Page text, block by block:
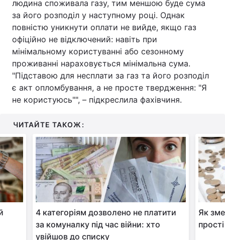
людина споживала газу, тим меншою буде сума
за його розподіл у наступному році. Однак
повністю уникнути оплати не вийде, якщо газ
офіційно не відключений: навіть при
мінімальному користуванні або сезонному
проживанні нараховується мінімальна сума.
"Підставою для несплати за газ та його розподіл
є акт опломбування, а не просте твердження: "Я
не користуюсь"", – підкреслила фахівчиня.
ЧИТАЙТЕ ТАКОЖ:
4 категоріям дозволено не платити
за комуналку під час війни: хто
увійшов до списку
Як